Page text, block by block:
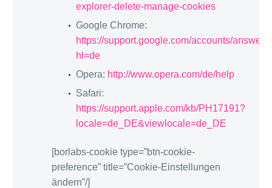
explorer-delete-manage-cookies
Google Chrome:
https://support.google.com/accounts/answer/
hl=de
Opera: http://www.opera.com/de/help
Safari:
https://support.apple.com/kb/PH17191?
locale=de_DE&viewlocale=de_DE
[borlabs-cookie type=”btn-cookie-
preference” title=”Cookie-Einstellungen
ändern”/]